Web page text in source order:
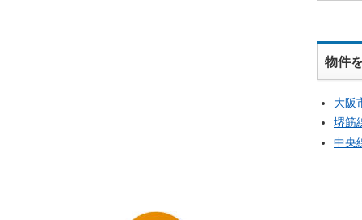
物件
大阪
堺筋
中央